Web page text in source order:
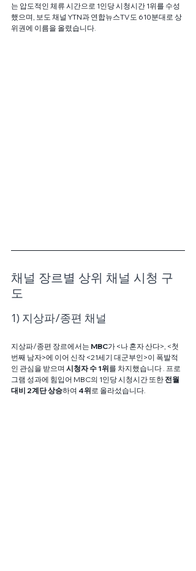
는 압도적인 체류 시간으로 1인당 시청시간 1위를 수성
했으며, 보도 채널 YTN과 연합뉴스TV도 610분대로 상
위권에 이름을 올렸습니다.
채널 장르별 상위 채널 시청 구
도
1) 지상파/종편 채널
지상파/종편 장르에서는 MBC가 <나 혼자 산다>, <첫
번째 남자>에 이어 신작 <21세기 대군부인>이 폭발적
인 관심을 받으며 시청자 수 1위를 차지했습니다 . 프로
그램 성과에 힘입어 MBC의 1인당 시청시간 또한 전월
대비 2계단 상승하여 4위 로 올라섰습니다.